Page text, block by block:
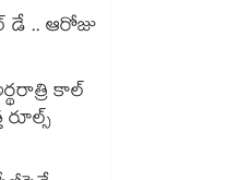
డే .. ఆరోజు
కాల్